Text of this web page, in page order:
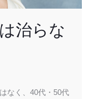
治らな
なく、40代・50代